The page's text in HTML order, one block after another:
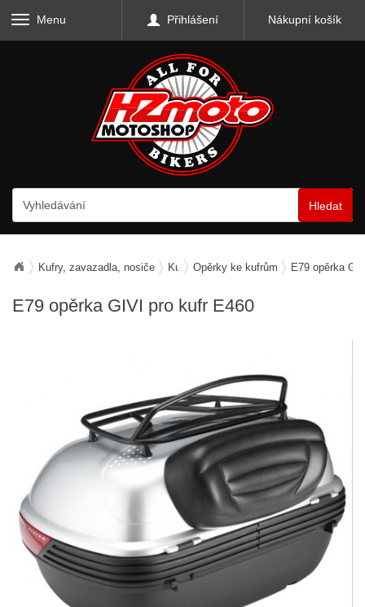
Menu Přihlášení Nákupní košík
Hledat
Kufry, zavazadla, nosiče Kufry horníOpěrky ke kufrům E79 opěrka
E79 opěrka GIVI pro kufr E460